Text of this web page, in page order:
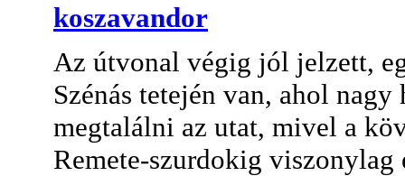
koszavandor
Az útvonal végig jól jelzett,
Szénás tetején van, ahol
megtalálni az utat, mivel a
Remete-szurdokig